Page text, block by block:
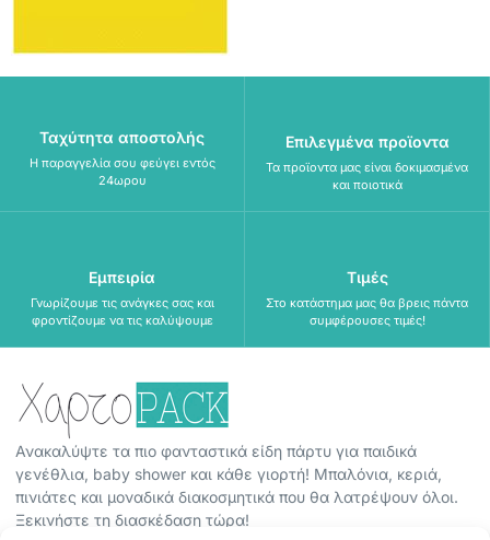
Ταχύτητα αποστολής
Η παραγγελία σου φεύγει εντός
24ωρου
Επιλεγμένα προϊοντα
Τα προϊοντα μας είναι δοκιμασμένα
και ποιοτικά
Εμπειρία
Γνωρίζουμε τις ανάγκες σας και
φροντίζουμε να τις καλύψουμε
Τιμές
Στο κατάστημα μας θα βρεις πάντα
συμφέρουσες τιμές!
Ανακαλύψτε τα πιο φανταστικά είδη πάρτυ για παιδικά
γενέθλια, baby shower και κάθε γιορτή! Μπαλόνια, κεριά,
πινιάτες και μοναδικά διακοσμητικά που θα λατρέψουν όλοι.
Ξεκινήστε τη διασκέδαση τώρα!